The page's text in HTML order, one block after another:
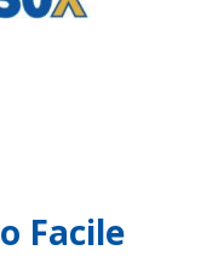
Facile